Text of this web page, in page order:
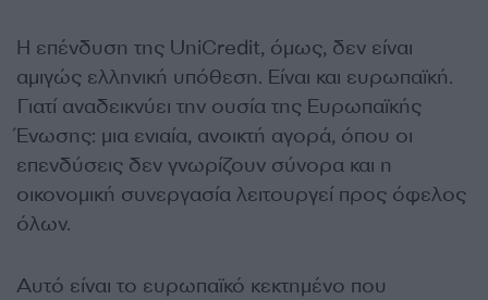
Η επένδυση της UniCredit, όμως, δεν είναι
αμιγώς ελληνική υπόθεση. Είναι και ευρωπαϊκή.
Γιατί αναδεικνύει την ουσία της Ευρωπαϊκής
Ένωσης: μια ενιαία, ανοικτή αγορά, όπου οι
επενδύσεις δεν γνωρίζουν σύνορα και η
οικονομική συνεργασία λειτουργεί προς όφελος
όλων.
Αυτό είναι το ευρωπαϊκό κεκτημένο που